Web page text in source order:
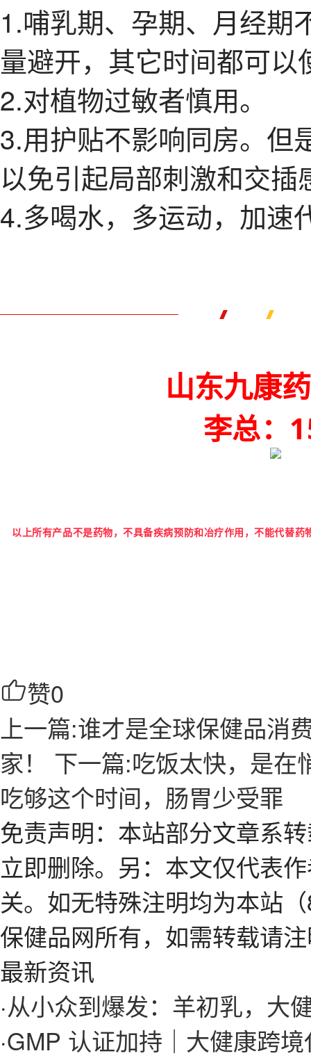
1.哺乳期、孕期、月经期
量避开，其它时间都可以
2.对植物过敏者慎用。
3.用护贴不影响同房。但
以免引起局部刺激和交插
4.多喝水，多运动，加速
山东九康
李总：
以上所有产品不是药物，不具备疾病预防和冶疗作用，不能代替药
赞0
上一篇:谁才是全球保健品消
家！
下一篇:吃饭太快，是在
吃够这个时间，肠胃少受罪
免责声明：本站部分文章系
立即删除。另：本文仅代表
关。如无特殊注明均为本站
保健品网所有，如需转载请
最新资讯
·从小众到爆发：羊初乳，大
·GMP 认证加持｜大健康跨